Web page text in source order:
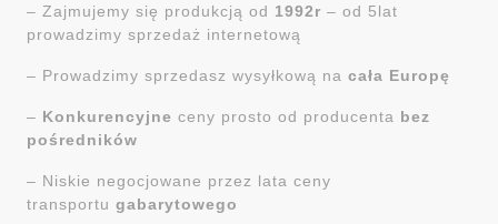
– Zajmujemy się produkcją od 1992r – od 5lat
prowadzimy sprzedaż internetową
– Prowadzimy sprzedasz wysyłkową na cała Europę
– Konkurencyjne ceny prosto od producenta bez
pośredników
– Niskie negocjowane przez lata ceny
transportu gabarytowego